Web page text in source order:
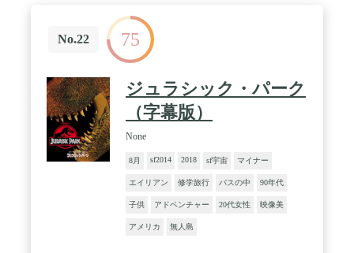
No.22 75
ジュラシック・パーク
（字幕版）
None
8月 sf2014 2018 sf宇宙 マイナー
エイリアン 修学旅行 バスの中 90年代
子供 アドベンチャー 20代女性 映像美
アメリカ 無人島